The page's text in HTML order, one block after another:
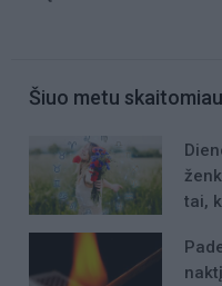
Šiuo metu
tai,